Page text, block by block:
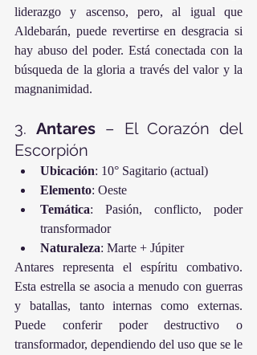
liderazgo y ascenso, pero, al igual que
Aldebarán, puede revertirse en desgracia si
hay abuso del poder. Está conectada con la
búsqueda de la gloria a través del valor y la
magnanimidad.
3. Antares – El Corazón del
Escorpión
Ubicación: 10° Sagitario (actual)
Elemento: Oeste
Temática: Pasión, conflicto, poder
transformador
Naturaleza: Marte + Júpiter
Antares representa el espíritu combativo.
Esta estrella se asocia a menudo con guerras
y batallas, tanto internas como externas.
Puede conferir poder destructivo o
transformador, dependiendo del uso que se le